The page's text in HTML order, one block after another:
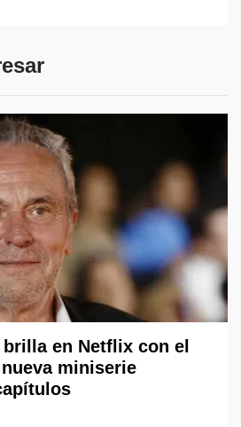
en Netflix con el
miniserie